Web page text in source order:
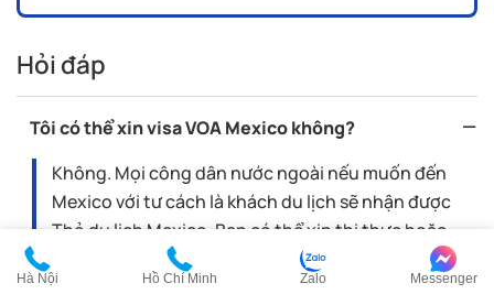
Hỏi đáp
Tôi có thể xin visa VOA Mexico không?
Không. Mọi công dân nước ngoài nếu muốn đến
Mexico với tư cách là khách du lịch sẽ nhận được
Thẻ du lịch Mexico. Bạn có thể xin thị thực hoặc
không tùy thuộc vào quốc tịch bạn đang mang.
Tuy nhiên bạn không thể xin visa VOA Mexico mà
Hà Nội Hồ Chí Minh Zalo Messenger